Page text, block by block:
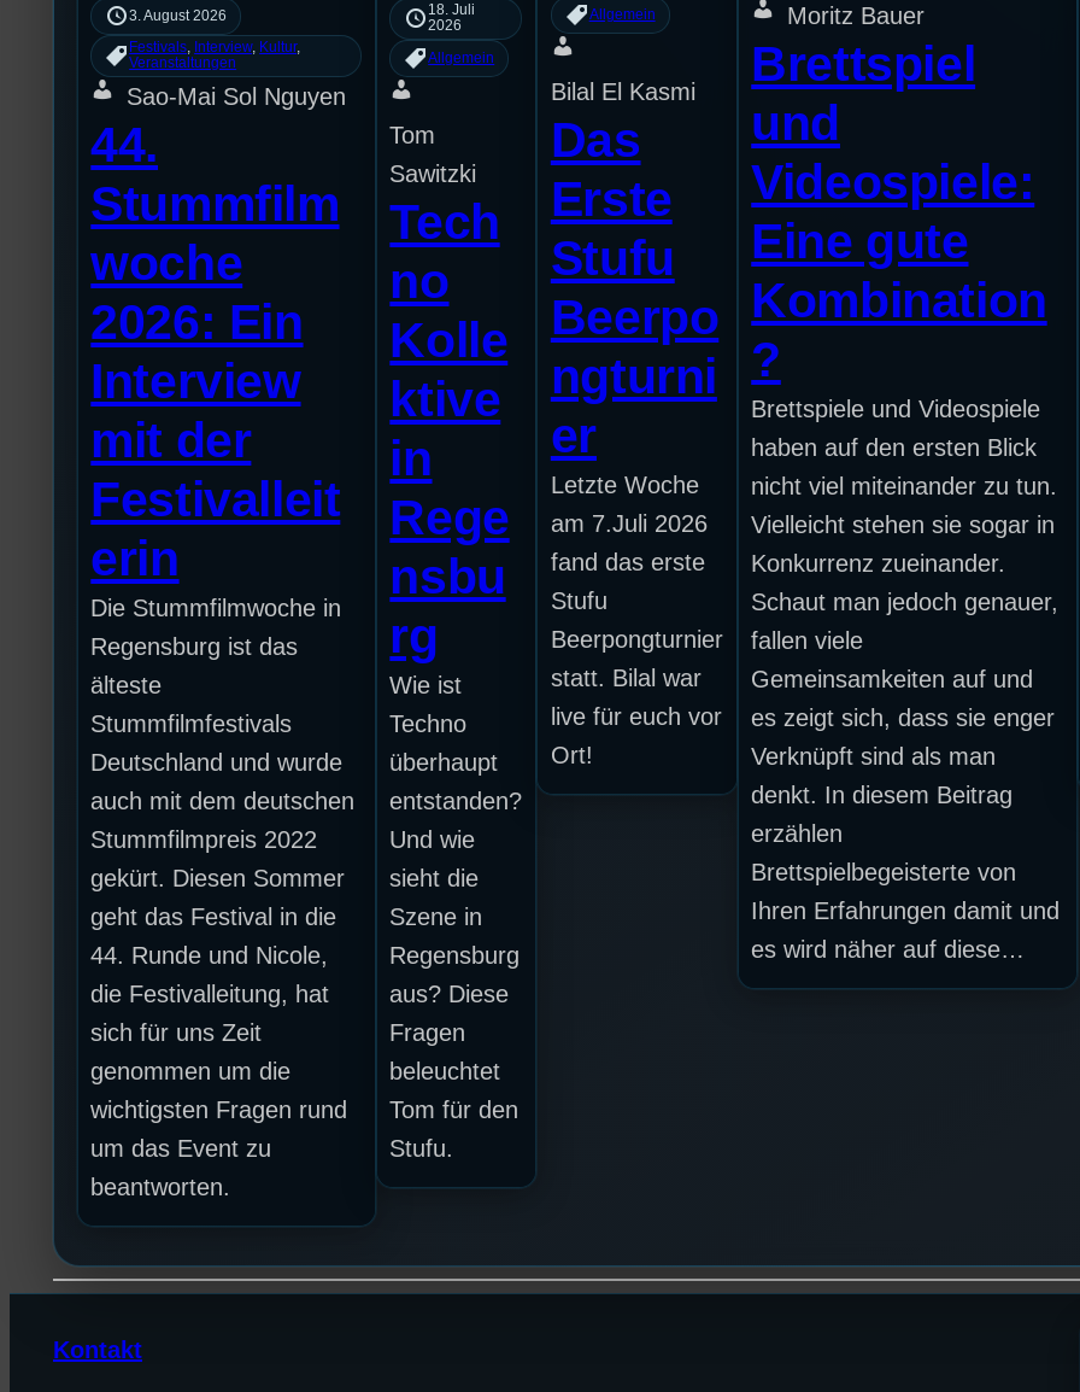
3. August 2026
Festivals Interview, Kultur
Veranstaltungen
Sao-Mai Sol Nguyen
44.
Stummfilm
woche
2026: Ein
Interview
mit der
Festivalleit
erin
Die Stummfilmwoche in
Regensburg ist das
älteste
Stummfilmfestivals
Deutschland und wurde
auch mit dem deutschen
Stummfilmpreis 2022
gekürt. Diesen Sommer
geht das Festival in die
44. Runde und Nicole,
die Festivalleitung, hat
sich für uns Zeit
genommen um die
wichtigsten Fragen rund
um das Event zu
beantworten.
18. Juli
2026
Allgemein
Tom
Sawitzki
Tech
no
Kolle
ktive
in
Rege
nsbu
rg
Wie ist
Techno
überhaupt
entstanden?
Und wie
sieht die
Szene in
Regensburg
aus? Diese
Fragen
beleuchtet
Tom für den
Stufu.
Allgemein
Bilal El Kasmi
Das
Erste
Stufu
Beerpo
ngturni
er
Letzte Woche
am 7.Juli 2026
fand das erste
Stufu
Beerpongturnier
statt. Bilal war
live für euch vor
Ort!
Moritz Bauer
Brettspiel
und
Videospiele:
Eine gute
Kombination
?
Brettspiele und Videospiele
haben auf den ersten Blick
nicht viel miteinander zu tun.
Vielleicht stehen sie sogar in
Konkurrenz zueinander.
Schaut man jedoch genauer,
fallen viele
Gemeinsamkeiten auf und
es zeigt sich, dass sie enger
Verknüpft sind als man
denkt. In diesem Beitrag
erzählen
Brettspielbegeisterte von
Ihren Erfahrungen damit und
es wird näher auf diese…
Kontakt